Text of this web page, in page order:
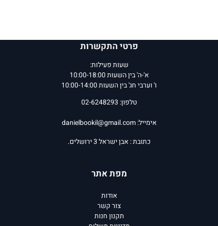
פרטי התקשרות
שעות פעילות:
א'-ה' בין השעות 10:00-18:00
ו' וערבי חג' בין השעות 10:00-14:00
טלפון: 02-6248293
אימייל:danielbookil@gmail.com
כתובת : אבן ישראל 3 ירושלים.
מפת אתר
אודות
צור קשר
תקנון חנות